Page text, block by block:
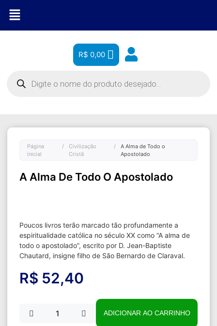
R$ 0,00
Página
inicial
/
Civilização
Cristã
/
A Alma de Todo o
Apostolado
A Alma De Todo O Apostolado
Poucos livros terão marcado tão profundamente a
espiritualidade católica no século XX como “A alma de
todo o apostolado”, escrito por D. Jean-Baptiste
Chautard, insigne filho de São Bernardo de Claraval.
R$ 52,40
ADICIONAR AO CARRINHO